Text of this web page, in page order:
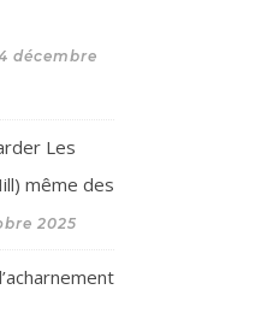
décembre
Les
même des
2025